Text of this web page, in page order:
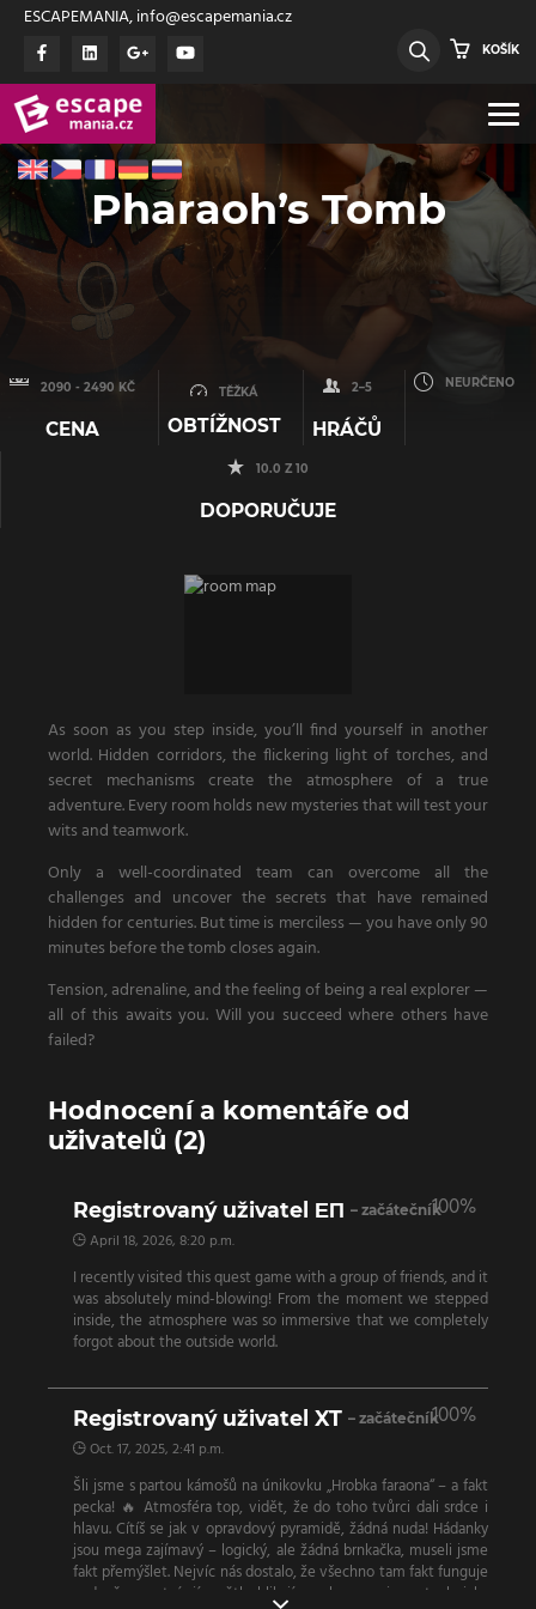
ESCAPEMANIA, info@escapemania.cz
KOŠÍK
Pharaoh’s Tomb
2090 - 2490 KČ
CENA
TĚŽKÁ
OBTÍŽNOST
2–5
HRÁČŮ
NEURČENO
10.0 Z 10
DOPORUČUJE
As soon as you step inside, you’ll find yourself in another
world. Hidden corridors, the flickering light of torches, and
secret mechanisms create the atmosphere of a true
adventure. Every room holds new mysteries that will test your
wits and teamwork.
Only a well-coordinated team can overcome all the
challenges and uncover the secrets that have remained
hidden for centuries. But time is merciless — you have only 90
minutes before the tomb closes again.
Tension, adrenaline, and the feeling of being a real explorer —
all of this awaits you. Will you succeed where others have
failed?
Hodnocení a komentáře od
uživatelů (2)
100%
Registrovaný uživatel ЕП – začátečník
April 18, 2026, 8:20 p.m.
I recently visited this quest game with a group of friends, and it
was absolutely mind-blowing! From the moment we stepped
inside, the atmosphere was so immersive that we completely
forgot about the outside world.
100%
Registrovaný uživatel XT – začátečník
Oct. 17, 2025, 2:41 p.m.
Šli jsme s partou kámošů na únikovku „Hrobka faraona“ – a fakt
pecka! 🔥 Atmosféra top, vidět, že do toho tvůrci dali srdce i
hlavu. Cítíš se jak v opravdový pyramidě, žádná nuda! Hádanky
jsou mega zajímavý – logický, ale žádná brnkačka, museli jsme
fakt přemýšlet. Nejvíc nás dostalo, že všechno tam fakt funguje
– dveře se otvírají, světla blikají, zvuky reagujou… technicky